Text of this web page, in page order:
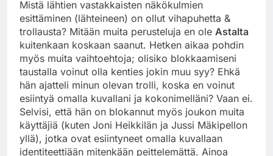
Mistä lähtien vastakkaisten näkökulmien
esittäminen (lähteineen) on ollut vihapuhetta &
trollausta? Mitään muita perusteluja en ole Astalta
kuitenkaan koskaan saanut. Hetken aikaa pohdin
myös muita vaihtoehtoja; olisiko blokkaamiseni
taustalla voinut olla kenties jokin muu syy? Ehkä
hän ajatteli minun olevan trolli, koska en voinut
esiintyä omalla kuvallani ja kokonimelläni? Vaan ei.
Selvisi, että hän on blokannut myös joukon muita
käyttäjiä (kuten Joni Heikkilän ja Jussi Mäkipellon
yllä), jotka ovat esiintyneet omalla kuvallaan
identiteettiään mitenkään peittelemättä. Ainoa